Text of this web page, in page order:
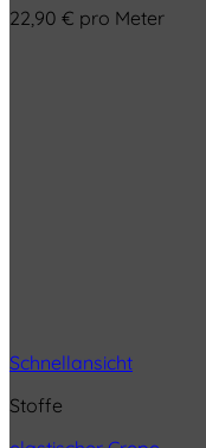
22,90 € pro Meter
Schnellansicht
Stoffe